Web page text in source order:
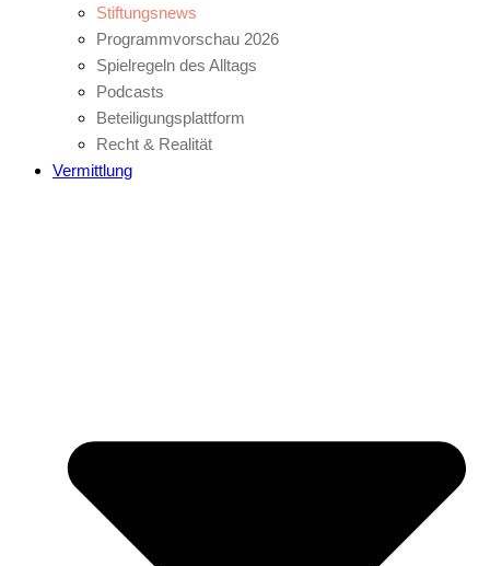
Stiftungsnews
Programmvorschau 2026
Spielregeln des Alltags
Podcasts
Beteiligungsplattform
Recht & Realität
Vermittlung